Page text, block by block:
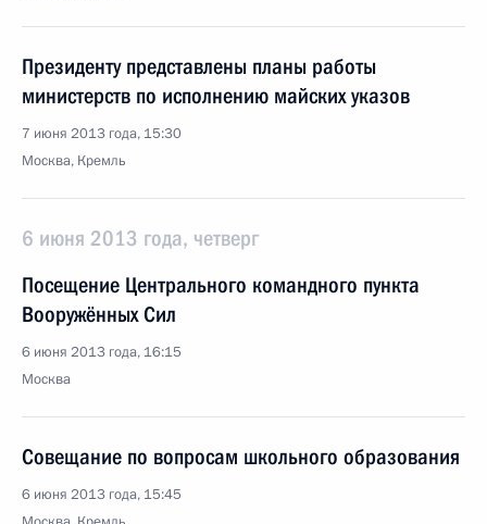
Президенту представлены планы работы
министерств по исполнению майских указов
7 июня 2013 года, 15:30
Москва, Кремль
6 июня 2013 года, четверг
Посещение Центрального командного пункта
Вооружённых Сил
6 июня 2013 года, 16:15
Москва
Совещание по вопросам школьного образования
6 июня 2013 года, 15:45